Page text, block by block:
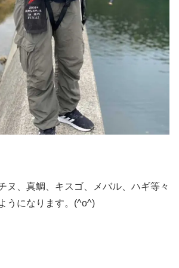
ヌ、真鯛、キスゴ、メバル、ハギ等々
うになります。(^o^)